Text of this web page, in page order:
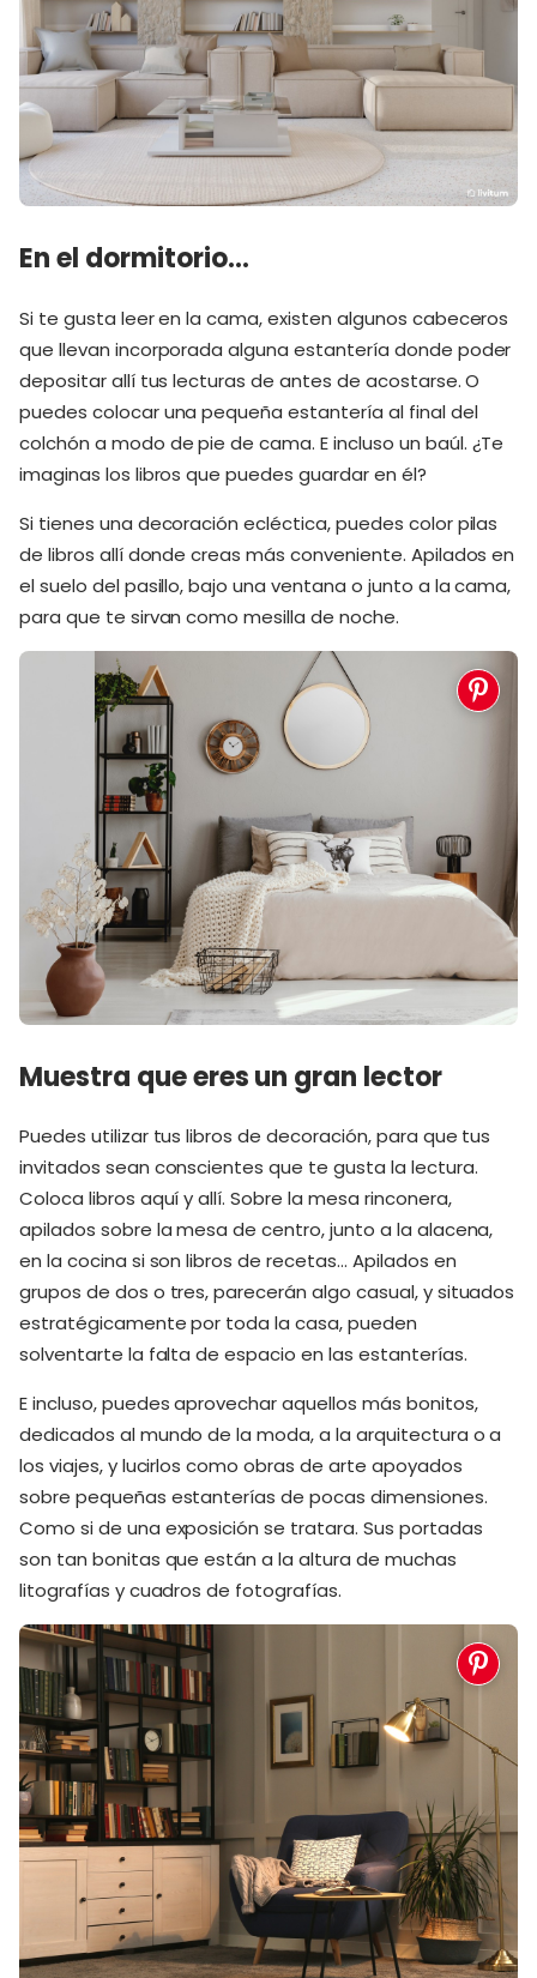
En el dormitorio…
Si te gusta leer en la cama, existen algunos cabeceros
que llevan incorporada alguna estantería donde poder
depositar allí tus lecturas de antes de acostarse. O
puedes colocar una pequeña estantería al final del
colchón a modo de pie de cama. E incluso un baúl. ¿Te
imaginas los libros que puedes guardar en él?
Si tienes una decoración ecléctica, puedes color pilas
de libros allí donde creas más conveniente. Apilados en
el suelo del pasillo, bajo una ventana o junto a la cama,
para que te sirvan como mesilla de noche.
Muestra que eres un gran lector
Puedes utilizar tus libros de decoración, para que tus
invitados sean conscientes que te gusta la lectura.
Coloca libros aquí y allí. Sobre la mesa rinconera,
apilados sobre la mesa de centro, junto a la alacena,
en la cocina si son libros de recetas… Apilados en
grupos de dos o tres, parecerán algo casual, y situados
estratégicamente por toda la casa, pueden
solventarte la falta de espacio en las estanterías.
E incluso, puedes aprovechar aquellos más bonitos,
dedicados al mundo de la moda, a la arquitectura o a
los viajes, y lucirlos como obras de arte apoyados
sobre pequeñas estanterías de pocas dimensiones.
Como si de una exposición se tratara. Sus portadas
son tan bonitas que están a la altura de muchas
litografías y cuadros de fotografías.